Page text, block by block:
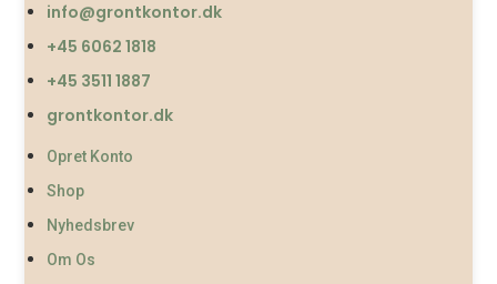
info@grontkontor.dk
+45 6062 1818
+45 3511 1887
grontkontor.dk
Opret Konto
Shop
Nyhedsbrev
Om Os